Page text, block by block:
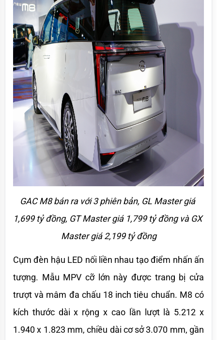
GAC M8 bán ra với 3 phiên bản, GL Master giá
1,699 tỷ đồng, GT Master giá 1,799 tỷ đồng và GX
Master giá 2,199 tỷ đồng
Cụm đèn hậu LED nối liền nhau tạo điểm nhấn ấn
tượng. Mẫu MPV cỡ lớn này được trang bị cửa
trượt và mâm đa chấu 18 inch tiêu chuẩn. M8 có
kích thước dài x rộng x cao lần lượt là 5.212 x
1.940 x 1.823 mm, chiều dài cơ sở 3.070 mm, gần